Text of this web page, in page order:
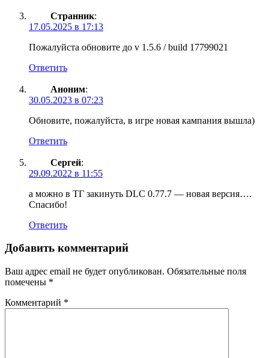
Странник:
17.05.2025 в 17:13
Пожалуйста обновите до v 1.5.6 / build 17799021
Ответить
Аноним:
30.05.2023 в 07:23
Обновите, пожалуйста, в игре новая кампания вышла)
Ответить
Сергей:
29.09.2022 в 11:55
а можно в ТГ закинуть DLC 0.77.7 — новая версия….
Спасибо!
Ответить
Добавить комментарий
Ваш адрес email не будет опубликован. Обязательные поля
помечены *
Комментарий *